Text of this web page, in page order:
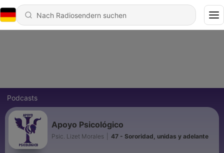
Podcasts
Apoyo Psicológico
Psic. Lizet Morales 47 - Sororidad, unidas y adelante